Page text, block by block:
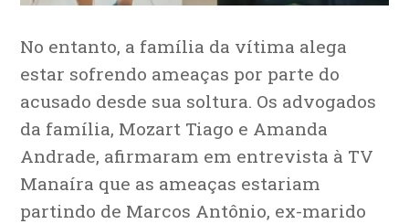
No entanto, a família da vítima alega
estar sofrendo ameaças por parte do
acusado desde sua soltura. Os advogados
da família, Mozart Tiago e Amanda
Andrade, afirmaram em entrevista à TV
Manaíra que as ameaças estariam
partindo de Marcos Antônio, ex-marido